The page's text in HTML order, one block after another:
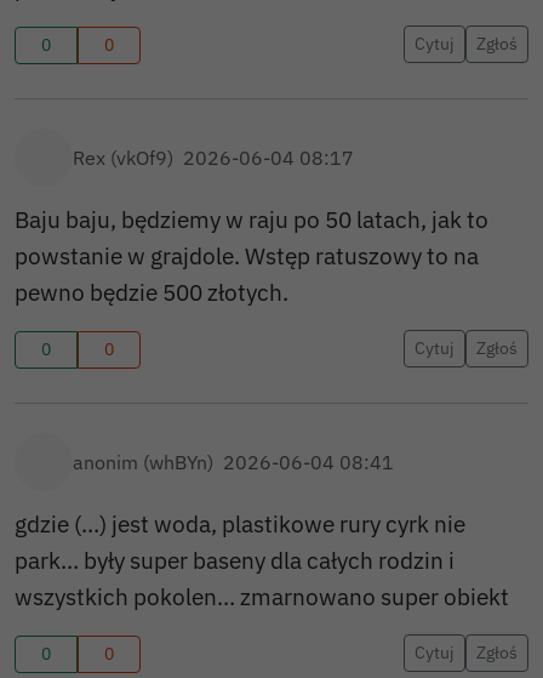
0 0 Cytuj Zgłoś
Rex (vkOf9) 2026-06-04 08:17
Baju baju, będziemy w raju po 50 latach, jak to
powstanie w grajdole. Wstęp ratuszowy to na
pewno będzie 500 złotych.
0 0 Cytuj Zgłoś
anonim (whBYn) 2026-06-04 08:41
gdzie (…) jest woda, plastikowe rury cyrk nie
park… były super baseny dla całych rodzin i
wszystkich pokolen… zmarnowano super obiekt
0 0 Cytuj Zgłoś